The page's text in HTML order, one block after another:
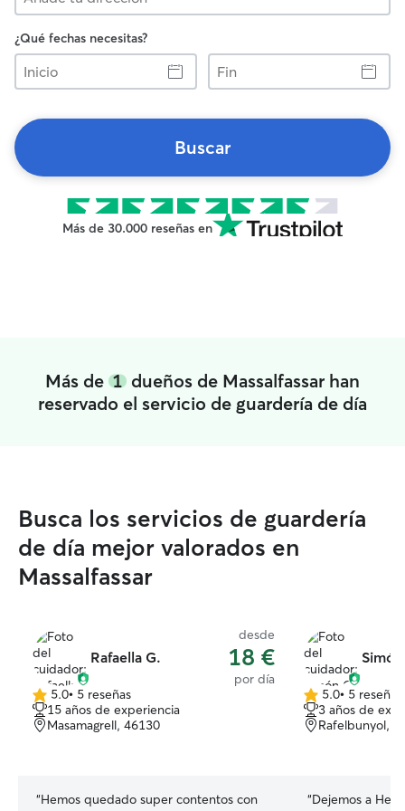
¿Qué fechas necesitas?
Inicio
Fin
Buscar
Más de 30.000 reseñas en
Más de 1 dueños de Massalfassar han
reservado el servicio de guardería de día
Busca los servicios de guardería
de día mejor valorados en
Massalfassar
Rafaella G.
desde
18 €
por día
5.0
de
5
5.0• 5 reseñas
15 años de experiencia
Masamagrell, 46130
“Hemos quedado super contentos con
5.0
de
5
5.0• 5 reseñas
3 años de
Rafelbunyol,
“Dejemos a